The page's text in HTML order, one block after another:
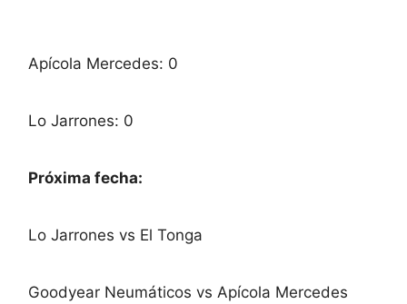
Apícola Mercedes: 0
Lo Jarrones: 0
Próxima fecha:
Lo Jarrones vs El Tonga
Goodyear Neumáticos vs Apícola Mercedes